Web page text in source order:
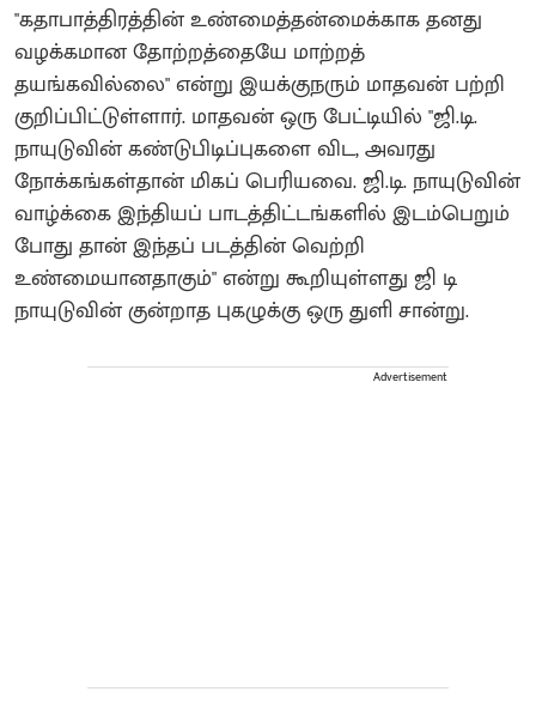
"கதாபாத்திரத்தின் உண்மைத்தன்மைக்காக தனது
வழக்கமான தோற்றத்தையே மாற்றத்
தயங்கவில்லை" என்று இயக்குநரும் மாதவன் பற்றி
குறிப்பிட்டுள்ளார். மாதவன் ஒரு பேட்டியில் "ஜி.டி.
நாயுடுவின் கண்டுபிடிப்புகளை விட, அவரது
நோக்கங்கள்தான் மிகப் பெரியவை. ஜி.டி. நாயுடுவின்
வாழ்க்கை இந்தியப் பாடத்திட்டங்களில் இடம்பெறும்
போது தான் இந்தப் படத்தின் வெற்றி
உண்மையானதாகும்" என்று கூறியுள்ளது ஜி டி
நாயுடுவின் குன்றாத புகழுக்கு ஒரு துளி சான்று.
Advertisement